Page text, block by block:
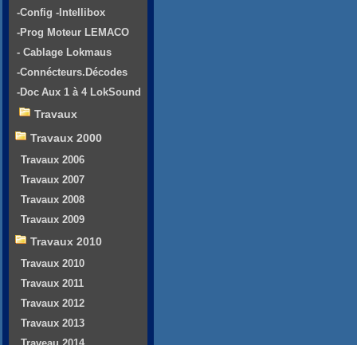
-Config -Intellibox
-Prog Moteur LEMACO
- Cablage Lokmaus
-Connécteurs.Décodes
-Doc Aux 1 à 4 LokSound
Travaux
Travaux 2000
Travaux 2006
Travaux 2007
Travaux 2008
Travaux 2009
Travaux 2010
Travaux 2010
Travaux 2011
Travaux 2012
Travaux 2013